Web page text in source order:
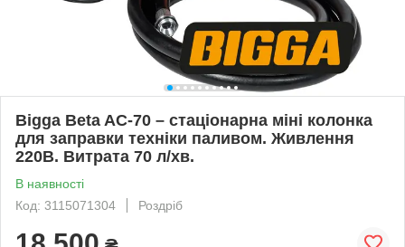
Bigga Beta AC-70 – стаціонарна міні колонка
для заправки техніки паливом. Живлення
220В. Витрата 70 л/хв.
В наявності
Код: 3115071304
Роздріб